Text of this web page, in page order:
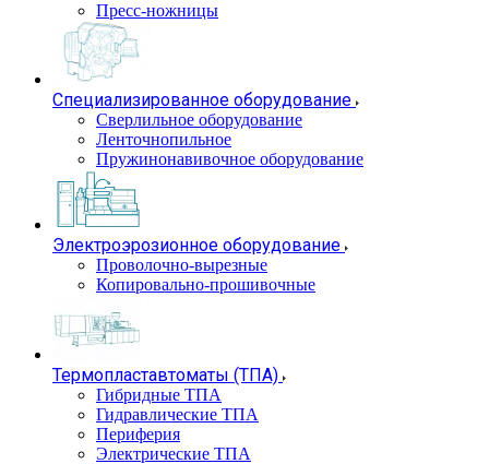
Пресс-ножницы
Специализированное оборудование
Сверлильное оборудование
Ленточнопильное
Пружинонавивочное оборудование
Электроэрозионное оборудование
Проволочно-вырезные
Копировально-прошивочные
Термопластавтоматы (ТПА)
Гибридные ТПА
Гидравлические ТПА
Периферия
Электрические ТПА